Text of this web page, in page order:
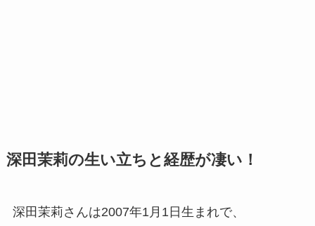
深田茉莉の生い立ちと経歴が凄い！
深田茉莉さんは2007年1月1日生まれで、